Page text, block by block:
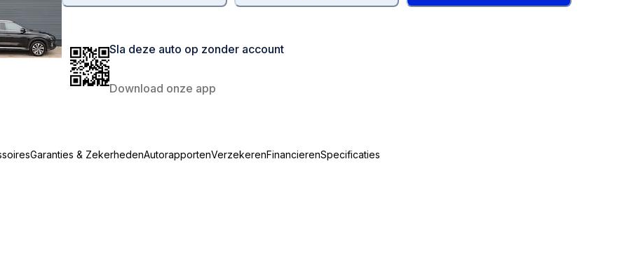
Sla deze auto op zonder account
Download onze app
Garanties & ZekerhedenAutorapportenVerzekerenFinancierenSpecificaties